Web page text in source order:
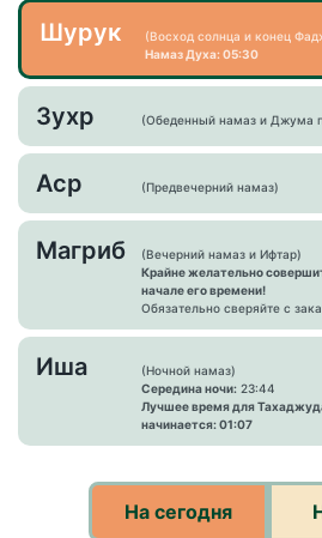
Шурук
(Восход солнца и конец
Намаз Духа: 05:30
Зухр (Обеденный намаз и Джума
Аср (Предвечерний намаз)
Магриб
(Вечерний намаз и Ифтар)
Крайне желательно
начале его времени!
Обязательно сверяйте с
Иша
(Ночной намаз)
Середина ночи: 23:44
Лучшее время для
начинается: 01:07
На сегодня